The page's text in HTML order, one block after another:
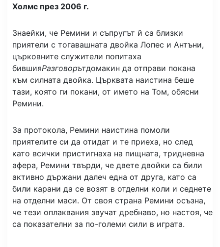
Холмс през 2006 г.
Знаейки, че Ремини и съпругът й са близки
приятели с тогавашната двойка Лопес и Антъни,
църковните служители попитаха
бившияРазговорътдомакин да отправи покана
към силната двойка. Църквата наистина беше
тази, която ги покани, от името на Том, обясни
Ремини.
За протокола, Ремини наистина помоли
приятелите си да отидат и те приеха, но след
като всички пристигнаха на пищната, тридневна
афера, Ремини твърди, че двете двойки са били
активно държани далеч една от друга, като са
били карани да се возят в отделни коли и седнете
на отделни маси. От своя страна Ремини осъзна,
че тези оплаквания звучат дребнаво, но настоя, че
са показателни за по-големи сили в играта.